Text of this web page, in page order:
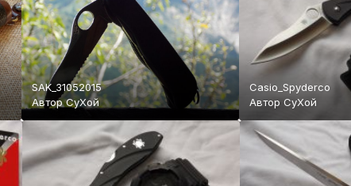
SAK_31052015
АвторСуХой
Casio_Spyderco
АвторСуХой